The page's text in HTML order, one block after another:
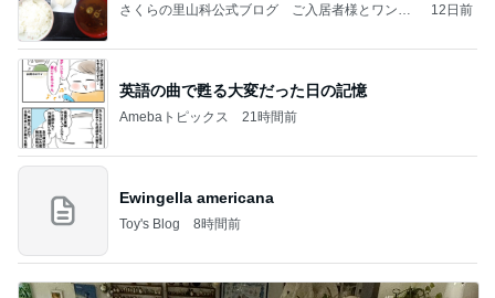
さくらの里山科公式ブログ ご入居者様とワンち
12日前
英語の曲で甦る大変だった日の記憶
Amebaトピックス 21時間前
Ewingella americana
Toy's Blog 8時間前